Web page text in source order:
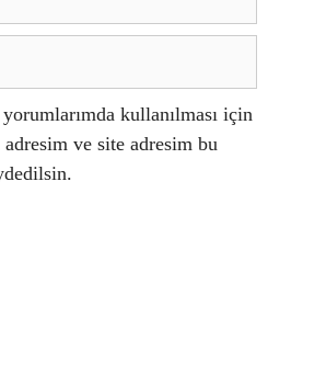
kullanılması için
adresim ve site adresim bu